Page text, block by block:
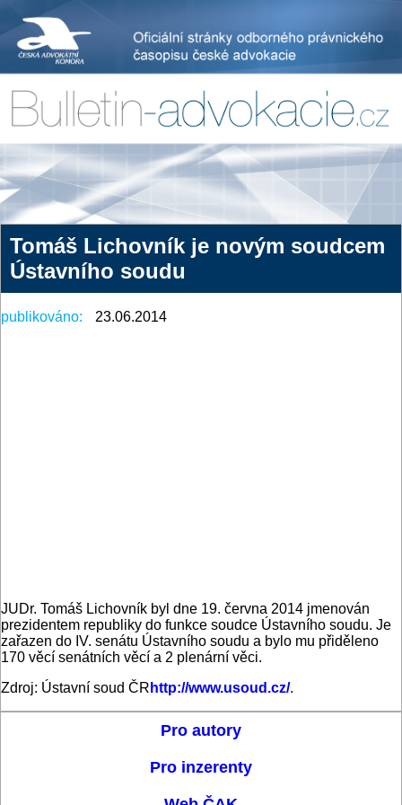
Tomáš Lichovník je novým soudcem
Ústavního soudu
publikováno: 23.06.2014
JUDr. Tomáš Lichovník byl dne 19. června 2014 jmenován
prezidentem republiky do funkce soudce Ústavního soudu. Je
zařazen do IV. senátu Ústavního soudu a bylo mu přiděleno
170 věcí senátních věcí a 2 plenární věci.
Zdroj: Ústavní soud ČR http://www.usoud.cz/.
Pro autory
Pro inzerenty